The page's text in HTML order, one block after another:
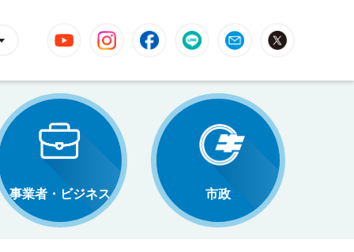
YouTube InstagramFacebookLINE Mail
事業者・ビジネス 市政